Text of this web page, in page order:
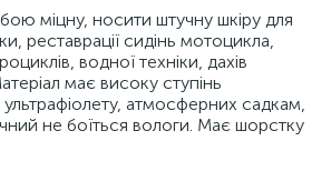
міцну, носити штучну шкіру для
реставрації сидінь мотоцикла,
водної техніки, дахів
має високу ступінь
ультрафіолету, атмосферних садкам,
не боїться вологи. Має шорстку